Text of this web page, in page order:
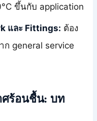
ขึ้นกับ application
และ Fittings: ต้อง
general service
ศร้อนชื้น: บท